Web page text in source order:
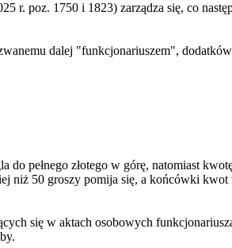
r. poz. 1750 i 1823) zarządza się, co
dalej "funkcjonariuszem", dodatków
do pełnego złotego w górę, natomiast
niż 50 groszy pomija się, a końcówki
się w aktach osobowych